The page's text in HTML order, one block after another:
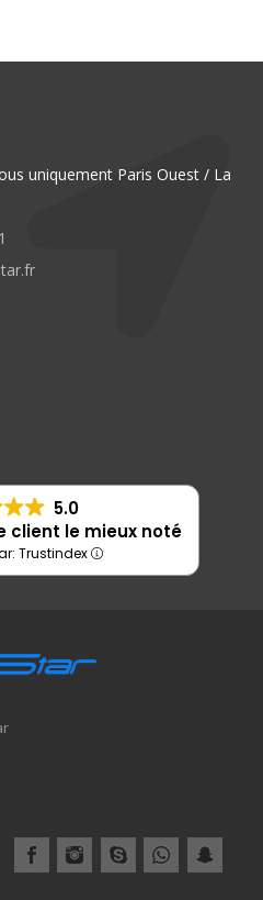
uniquement Paris Ouest / La
5.0
client le mieux noté
Trustindex